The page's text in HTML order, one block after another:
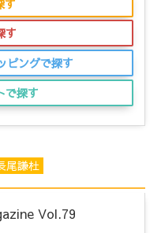
す
す
ピングで探す
で探す
尾謙杜
Vol.79